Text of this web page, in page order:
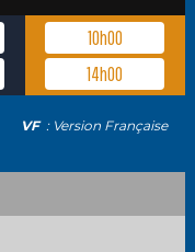
10h00
14h00
VF : Version Française